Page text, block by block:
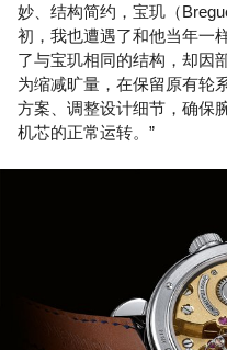
妙、结构简约，宝玑（
初，我也遭遇了和他当年一
了与宝玑相同的结构，却因
为缩减旷量，在保留原有轮
方案、调整设计细节，确保
机芯的正常运转。”